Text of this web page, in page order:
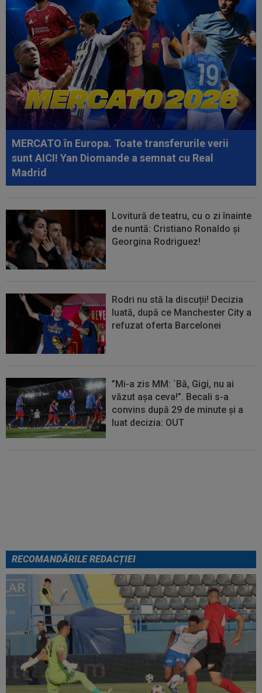
20:19
PSG - Manchester United 1-1. Amical de cinci
stele pentru Regina Europei...
20:04 LIVE VIDEO&TEXT
Farul - Csikszereda 3-2,
ACUM, pe Digi Sport 1. GOOOL! Czekus a realizat...
20:03
Andrei Rațiu, pus ”la zid” în Spania după
Ipswich - Rayo 3-0: ”Călcâiul lui...
20:01
Cel mai bogat om din Ucraina i-a zis în față
unui român: ”Nu vrem să te mai...
MERCATO în Europa. Toate transferurile verii
sunt AICI! Yan Diomande a semnat cu Real
Madrid
Lovitură de teatru, cu o zi înainte
de nuntă: Cristiano Ronaldo și
Georgina Rodriguez!
Rodri nu stă la discuții! Decizia
luată, după ce Manchester City a
refuzat oferta Barcelonei
”Mi-a zis MM: `Bă, Gigi, nu ai
văzut așa ceva!”. Becali s-a
convins după 29 de minute și a
luat decizia: OUT
RECOMANDĂRILE REDACȚIEI